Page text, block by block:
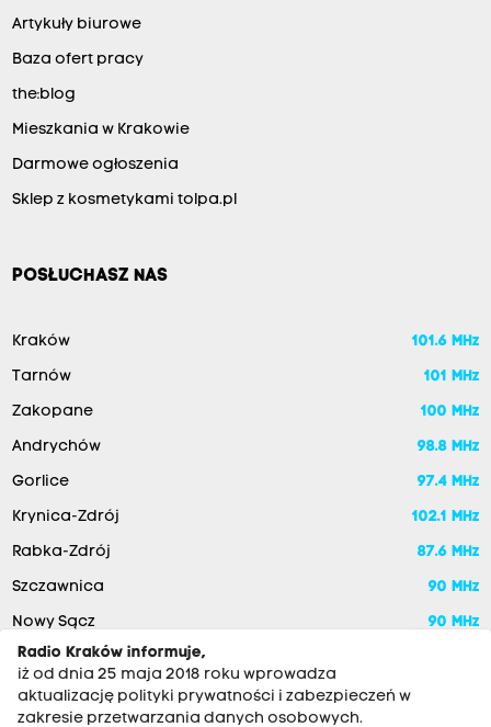
Artykuły biurowe
Baza ofert pracy
the:blog
Mieszkania w Krakowie
Darmowe ogłoszenia
Sklep z kosmetykami tolpa.pl
POSŁUCHASZ NAS
Kraków 101.6 MHz
Tarnów 101 MHz
Zakopane 100 MHz
Andrychów 98.8 MHz
Gorlice 97.4 MHz
Krynica-Zdrój 102.1 MHz
Rabka-Zdrój 87.6 MHz
Szczawnica 90 MHz
Nowy Sącz
90 MHz
Radio Kraków informuje,
iż od dnia 25 maja 2018 roku wprowadza
aktualizację polityki prywatności i zabezpieczeń w
zakresie przetwarzania danych osobowych.